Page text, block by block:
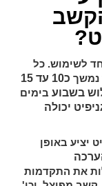
לשימוש. כל
נמשך
כ10 עד 15
בשבוע בימים
יכולה
יציע באופן
את התקדמות